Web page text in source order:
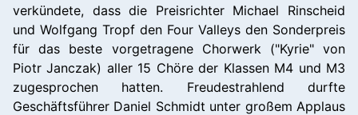
verkündete, dass die Preisrichter Michael Rinscheid
und Wolfgang Tropf den Four Valleys den Sonderpreis
für das beste vorgetragene Chorwerk ("Kyrie" von
Piotr Janczak) aller 15 Chöre der Klassen M4 und M3
zugesprochen hatten. Freudestrahlend durfte
Geschäftsführer Daniel Schmidt unter großem Applaus